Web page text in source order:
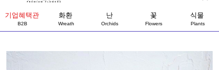
기업혜택관
B2B
화환
Wreath
난
Orchids
꽃
Flowers
식물
Plants